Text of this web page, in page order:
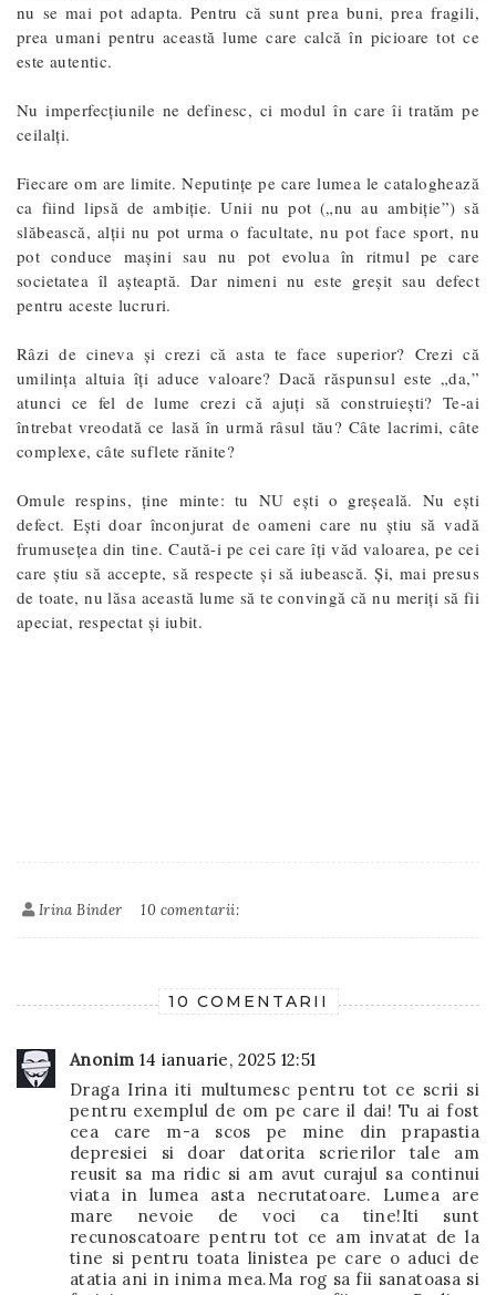
nu se mai pot adapta. Pentru că sunt prea buni, prea fragili,
prea umani pentru această lume care calcă în picioare tot ce
este autentic.
Nu imperfecțiunile ne definesc, ci modul în care îi tratăm pe
ceilalți.
Fiecare om are limite. Neputințe pe care lumea le cataloghează
ca fiind lipsă de ambiție. Unii nu pot („nu au ambiție”) să
slăbească, alții nu pot urma o facultate, nu pot face sport, nu
pot conduce mașini sau nu pot evolua în ritmul pe care
societatea îl așteaptă. Dar nimeni nu este greșit sau defect
pentru aceste lucruri.
Râzi de cineva și crezi că asta te face superior? Crezi că
umilința altuia îți aduce valoare? Dacă răspunsul este „da,”
atunci ce fel de lume crezi că ajuți să construiești? Te-ai
întrebat vreodată ce lasă în urmă râsul tău? Câte lacrimi, câte
complexe, câte suflete rănite?
Omule respins, ține minte: tu NU ești o greșeală. Nu ești
defect. Ești doar înconjurat de oameni care nu știu să vadă
frumusețea din tine. Caută-i pe cei care îți văd valoarea, pe cei
care știu să accepte, să respecte și să iubească. Și, mai presus
de toate, nu lăsa această lume să te convingă că nu meriți să fii
apeciat, respectat și iubit.
Irina Binder 10 comentarii:
10 COMENTARII
Anonim 14 ianuarie, 2025 12:51
Draga Irina iti multumesc pentru tot ce scrii si
pentru exemplul de om pe care il dai! Tu ai fost
cea care m-a scos pe mine din prapastia
depresiei si doar datorita scrierilor tale am
reusit sa ma ridic si am avut curajul sa continui
viata in lumea asta necrutatoare. Lumea are
mare nevoie de voci ca tine!Iti sunt
recunoscatoare pentru tot ce am invatat de la
tine si pentru toata linistea pe care o aduci de
atatia ani in inima mea.Ma rog sa fii sanatoasa si